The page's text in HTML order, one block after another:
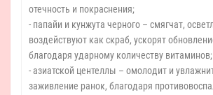
отечность и покраснения;
- папайи и кунжута черного – смягчат,
воздействуют как скраб, ускорят
благодаря ударному количеству витаминов;
- азиатской центеллы – омолодит и
заживление ранок, благодаря